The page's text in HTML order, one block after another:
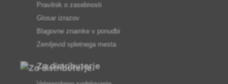
Pravilnik o zasebnosti
Glosar izrazov
Blagovne znamke v ponudbi
Zemljevid spletnega mesta
Za distributerje